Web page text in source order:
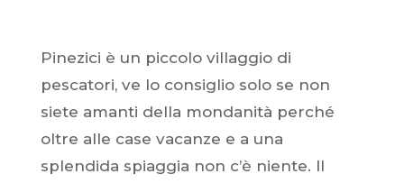
Pinezici è un piccolo villaggio di
pescatori, ve lo consiglio solo se non
siete amanti della mondanità perché
oltre alle case vacanze e a una
splendida spiaggia non c’è niente. Il